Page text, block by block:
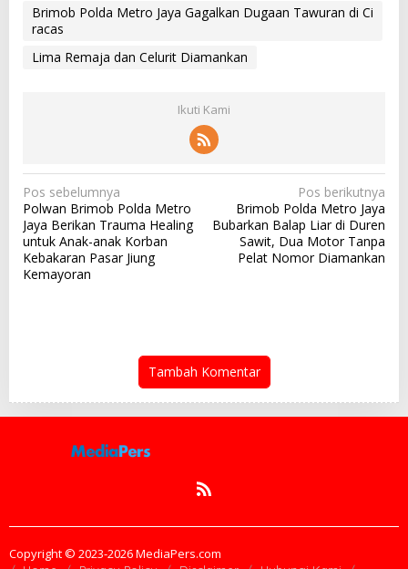
Brimob Polda Metro Jaya Gagalkan Dugaan Tawuran di Ci
racas
Lima Remaja dan Celurit Diamankan
Ikuti Kami
N
a
v
i
p
o
Pos sebelumnya
Polwan Brimob Polda Metro
Jaya Berikan Trauma Healing
untuk Anak-anak Korban
Kebakaran Pasar Jiung
Kemayoran
Pos berikutnya
Brimob Polda Metro Jaya
Bubarkan Balap Liar di Duren
Sawit, Dua Motor Tanpa
Pelat Nomor Diamankan
Tambah Komentar
Copyright © 2023-2026 MediaPers.com